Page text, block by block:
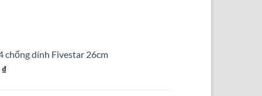
chống dính Fivestar 26cm
₫Giá